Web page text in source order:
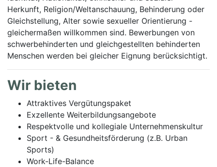
Herkunft, Religion/Weltanschauung, Behinderung oder
Gleichstellung, Alter sowie sexueller Orientierung -
gleichermaßen willkommen sind. Bewerbungen von
schwerbehinderten und gleichgestellten behinderten
Menschen werden bei gleicher Eignung berücksichtigt.
Wir bieten
Attraktives Vergütungspaket
Exzellente Weiterbildungsangebote
Respektvolle und kollegiale Unternehmenskultur
Sport - & Gesundheitsförderung (z.B. Urban
Sports)
Work-Life-Balance